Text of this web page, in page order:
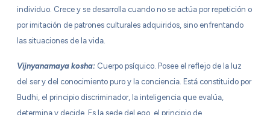
individuo. Crece y se desarrolla cuando no se actúa por repetición o
por imitación de patrones culturales adquiridos, sino enfrentando
las situaciones de la vida.
Vijnyanamaya kosha: Cuerpo psíquico. Posee el reflejo de la luz
del ser y del conocimiento puro y la conciencia. Está constituido por
Budhi, el principio discriminador, la inteligencia que evalúa,
determina y decide. Es la sede del ego, el principio de